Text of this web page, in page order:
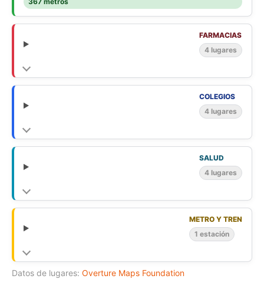
FARMACIAS
4 lugares
COLEGIOS
4 lugares
SALUD
4 lugares
METRO Y TREN
1 estación
Datos de lugares: Overture Maps Foundation